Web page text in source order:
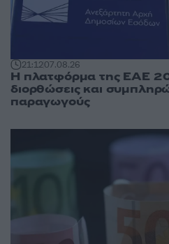
21:1207.08.26
Η πλατφόρμα της ΕΑΕ
διορθώσεις και
παραγωγούς